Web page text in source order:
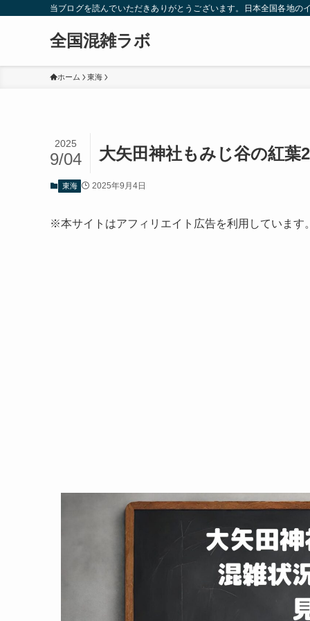
当ブログを読んでいただきありがとうございます。日本全国各地
全国混雑ラボ
ホーム 東海
大矢田神社もみじ谷の紅葉
2025
9/04
東海 2025年9月4日
※本サイトはアフィリエイト広告を利用しています